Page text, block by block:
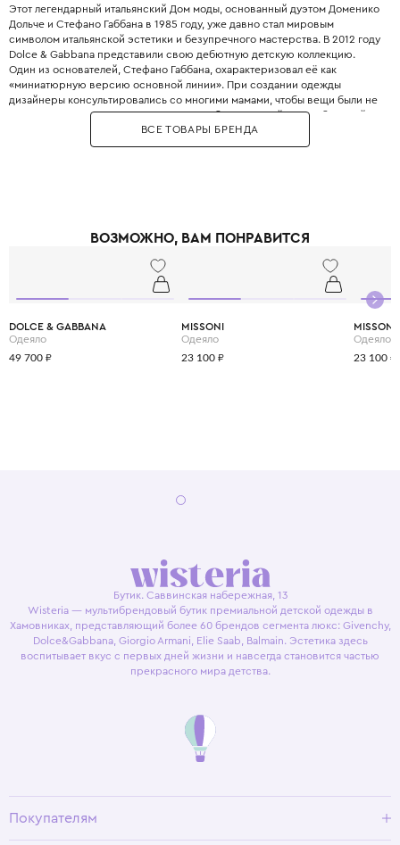
Этот легендарный итальянский Дом моды, основанный дуэтом Доменико
Дольче и Стефано Габбана в 1985 году, уже давно стал мировым
символом итальянской эстетики и безупречного мастерства. В 2012 году
Dolce & Gabbana представили свою дебютную детскую коллекцию.
Один из основателей, Стефано Габбана, охарактеризовал её как
«миниатюрную версию основной линии». При создании одежды
дизайнеры консультировались со многими мамами, чтобы вещи были не
только стильными, но и максимально удобными. Дизайнеры с большой
любовью и вниманием перенесли в детский гардероб все коды
взрослой моды: яркие цветочные принты, благородное кружево,
а главное - сделать его детство по-настоящему незабываемым и
ВСЕ ТОВАРЫ БРЕНДА
ВОЗМОЖНО, ВАМ ПОНРАВИТСЯ
DOLCE & GABBANA
Одеяло
49 700 ₽
MISSONI
Одеяло
23 100 ₽
MISSONI
Одеяло
23 100 ₽
Бутик. Саввинская набережная, 13
Wisteria — мультибрендовый бутик премиальной детской одежды в
Хамовниках, представляющий более 60 брендов сегмента люкс: Givenchy,
Dolce&Gabbana, Giorgio Armani, Elie Saab, Balmain. Эстетика здесь
воспитывает вкус с первых дней жизни и навсегда становится частью
прекрасного мира детства.
Покупателям